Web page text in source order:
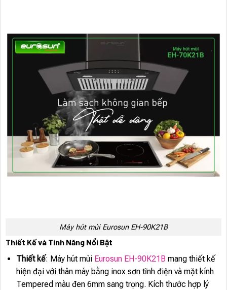
Máy hút mùi Eurosun EH-90K21B
Thiết Kế và Tính Năng Nổi Bật
Thiết kế: Máy hút mùi Eurosun EH-90K21B mang thiết kế
hiện đại với thân máy bằng inox sơn tĩnh điện và mặt kính
Tempered màu đen 6mm sang trọng. Kích thước hợp lý